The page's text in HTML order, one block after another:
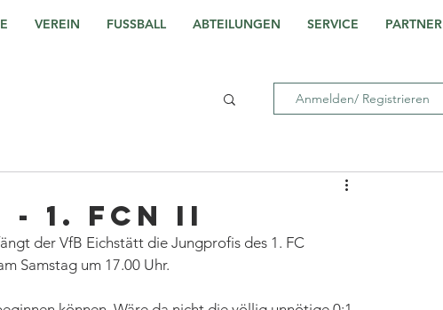
VEREIN FUSSBALL ABTEILUNGEN SERVICE PARTNER
Anmelden/ Registrieren
1. FCN II
der VfB Eichstätt die Jungprofis des 1. FC
Samstag um 17.00 Uhr.